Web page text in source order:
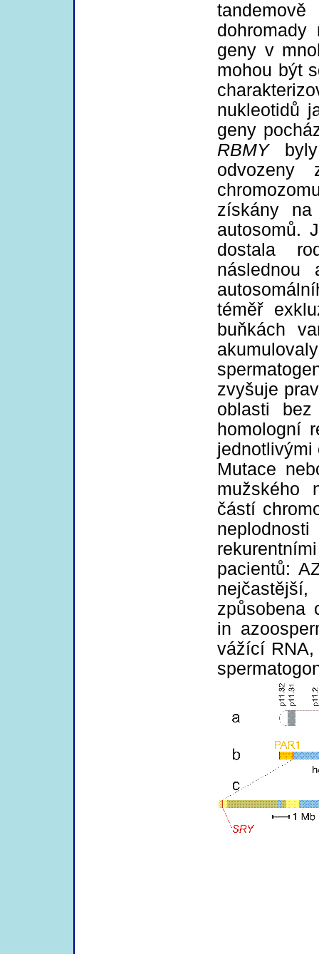
geny v
mohou být
nukleotidů
geny
RBMYbyly
získány
autosomů.
dostala
následnou
téměř
buňkách
zvyšuje
oblasti
homologní
jednotlivými
Mutace
mužského
částí
pacientů:
způsobena
in
vážící